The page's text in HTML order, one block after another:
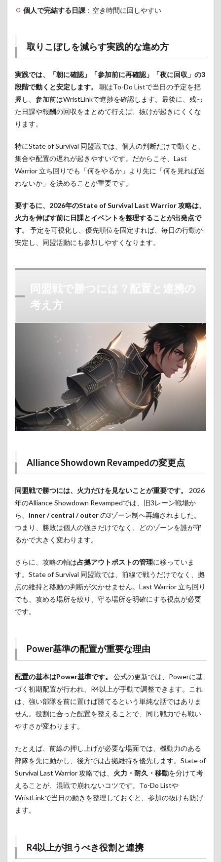
個人で完結する日課 ：空き時間に回しやすい
取りこぼしを減らす実践的な進め方
実践では、「朝に確認」「参加前に再確認」「夜に回収」の3
段階で動くと安定します。
朝はTo-Do Listで当日の予定を把
握し、参加前はWristLinkで進捗を確認します。最後に、残っ
た日課や報酬の回収をまとめて行えば、抜けが起きにくくな
ります。
特にState of Survival 同盟戦では、個人の判断だけで動くと、
集合や配置の遅れが起きやすいです。だからこそ、Last
Warrior 立ち回りでも「何をやるか」より先に「何を見れば迷
わないか」を決めることが重要です。
要するに、2026年のState of Survival Last Warrior 攻略は、
火力を伸ばす前に日課とイベントを整理することが出発点で
す。
予定を可視化し、優先順位を固定すれば、毎日の行動が
安定し、同盟活動にも参加しやすくなります。
同盟戦で勝つには？配置と連携の
考え方
Alliance Showdown Revampedの変更点
同盟戦で勝つには、火力だけを見ないことが重要です。
2026
年のAlliance Showdown Revampedでは、旧3レーン戦場か
ら、 inner / central / outerの3ゾーン制へ再編されました。
つまり、勝敗は個人の強さだけでなく、どのゾーンを誰が守
るかで大きく変わります。
さらに、攻略の軸は占拠アウトポストの管理に移っていま
す。State of Survival 同盟戦では、前線で戦うだけでなく、拠
点の維持と移動の判断が欠かせません。Last Warrior 立ち回り
でも、攻める場所を絞り、守る場所を明確にする視点が必要
です。
Power基準の配置が重要な理由
配置の基本はPower基準です。
公式の更新では、Powerに基
づく初期配置が行われ、R4以上が手動で調整できます。これ
は、強い部隊を前に置けば勝てるという単純な話ではありま
せん。役割に合った配置を整えることで、同じ戦力でも戦い
やすさが変わります。
たとえば、前線の押し上げが必要な場面では、機動力のある
部隊を先に動かし、後方では占拠維持を優先します。State of
Survival Last Warrior 攻略では、 火力・耐久・移動を分けて考
えることが、混戦で崩れないコツです。To-Do Listや
WristLinkで当日の動きを整理しておくと、参加の抜けも防げ
ます。
R4以上が担うべき役割と連携